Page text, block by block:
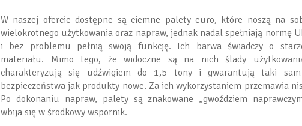
W naszej ofercie dostępne są ciemne palety euro, które noszą na
wielokrotnego użytkowania oraz napraw, jednak nadal spełniają normę
i bez problemu pełnią swoją funkcję. Ich barwa świadczy o
materiału. Mimo tego, że widoczne są na nich ślady
charakteryzują się udźwigiem do 1,5 tony i gwarantują taki sam
bezpieczeństwa jak produkty nowe. Za ich wykorzystaniem przemawia
Po dokonaniu napraw, palety są znakowane „gwoździem
wbija się w środkowy wspornik.